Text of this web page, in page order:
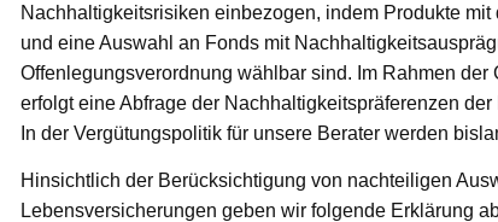
Nachhaltigkeitsrisiken einbezogen, indem Produkte
und eine Auswahl an Fonds mit
Offenlegungsverordnung wählbar sind. Im Rahmen
erfolgt eine Abfrage der Nachhaltigkeitspräferenzen
In der Vergütungspolitik für unsere Berater werden
Hinsichtlich der Berücksichtigung von nachteiligen
Lebensversicherungen geben wir folgende Erklärung